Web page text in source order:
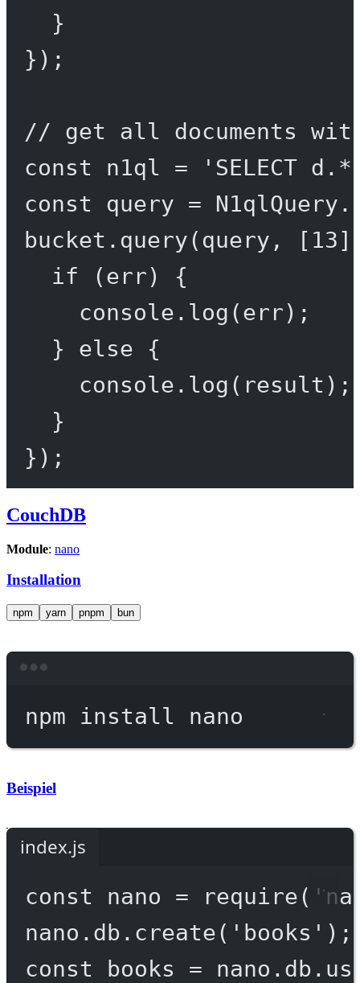
}
});
// get all documents
const
n1ql =
'SELECT
const
query = N1qlQuery.
bucket. query(query, [ 13
if (err) {
console. log (err);
} else {
console. log (result);
}
});
CouchDB
Module: nano
Installation
npm yarn pnpm bun
npm install nano
Beispiel
index.js
const nano = require(
nano.db. create( 'books' );
const
books = nano.db.